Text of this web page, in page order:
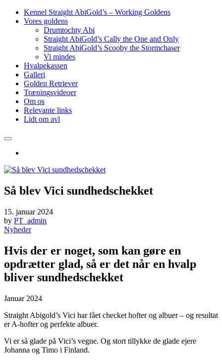
Kennel Straight AbiGold’s – Working Goldens
Vores goldens
Drumtochty Abi
Straight AbiGold’s Cally the One and Only
Straight AbiGold’s Scooby the Stormchaser
Vi mindes
Hvalpekassen
Galleri
Golden Retriever
Træningsvideoer
Om os
Relevante links
Lidt om avl
Så blev Vici sundhedschekket
15. januar 2024
by PT_admin
Nyheder
Hvis der er noget, som kan gøre en
opdrætter glad, så er det når en hvalp
bliver sundhedschekket
Januar 2024
Straight Abigold’s Vici har fået checket hofter og albuer – og resultat
er A-hofter og perfekte albuer.
Vi er så glade på Vici’s vegne. Og stort tillykke de glade ejere
Johanna og Timo i Finland.